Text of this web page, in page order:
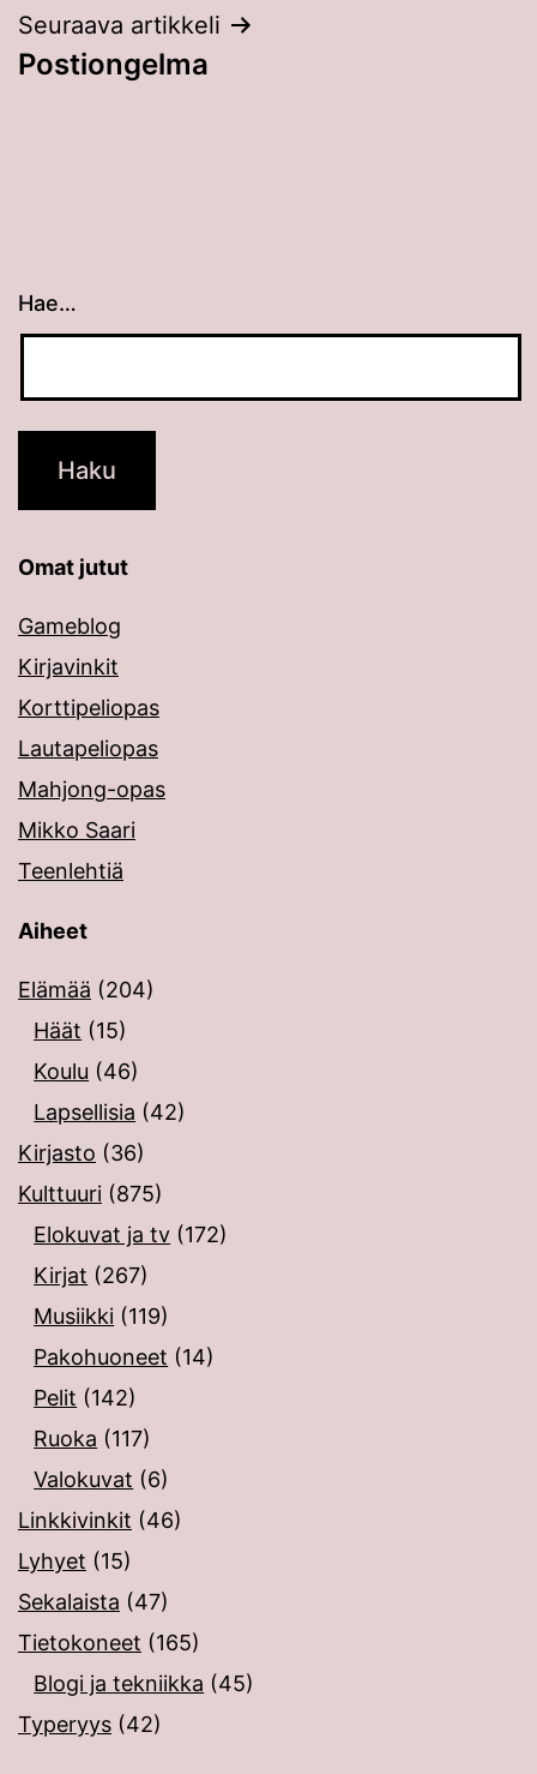
Seuraava artikkeli
Postiongelma
Hae…
Kun tuloksia tulee, voit selata niitä
Omat jutut
Gameblog
Kirjavinkit
Korttipeliopas
Lautapeliopas
Mahjong-opas
Mikko Saari
Teenlehtiä
Aiheet
Elämää (204)
Häät (15)
Koulu (46)
Lapsellisia (42)
Kirjasto (36)
Kulttuuri (875)
Elokuvat ja tv (172)
Kirjat (267)
Musiikki (119)
Pakohuoneet (14)
Pelit (142)
Ruoka (117)
Valokuvat (6)
Linkkivinkit (46)
Lyhyet (15)
Sekalaista (47)
Tietokoneet (165)
Blogi ja tekniikka (45)
Typeryys (42)